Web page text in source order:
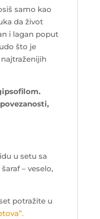
samo kao
da život
i lagan poput
što je
u setu sa
– veselo,
potražite u